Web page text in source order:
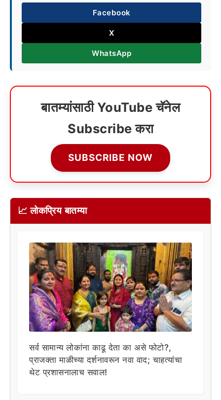
Facebook
X
WhatsApp
बातम्यांसाठी YouTube चॅनेल
Subscribe करा
SUBSCRIBE NOW
📈 लोकप्रिय बातम्या
सर्व सामान्य लोकांना काढू देता का असे फोटो?,
प्राजक्ता माळीच्या दर्शनावरून नवा वाद; चाहत्यांचा
थेट प्रशासनालाच सवाल!